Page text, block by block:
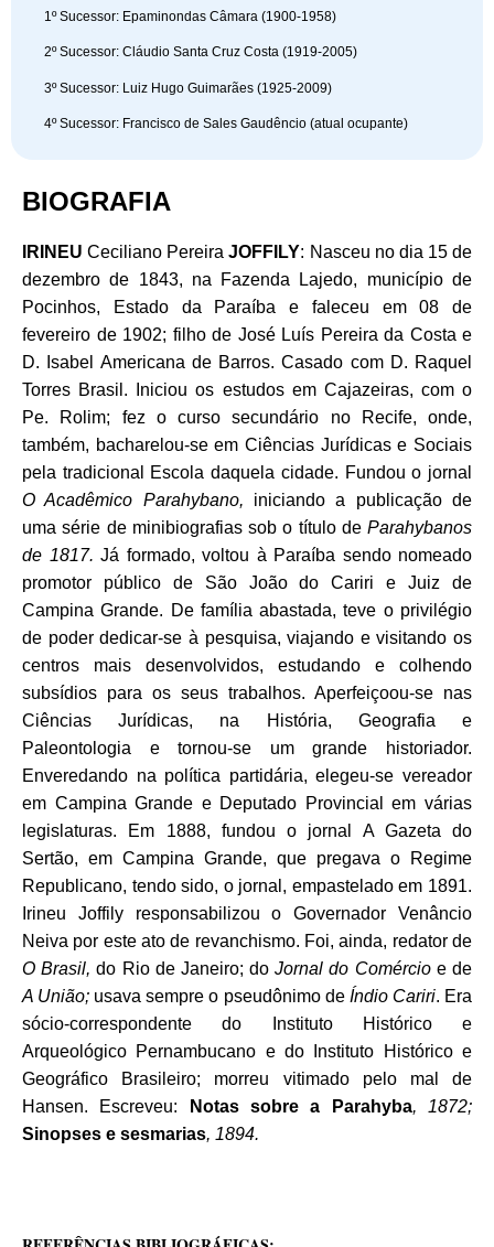
1º Sucessor: Epaminondas Câmara (1900-1958)
2º Sucessor: Cláudio Santa Cruz Costa (1919-2005)
3º Sucessor: Luiz Hugo Guimarães (1925-2009)
4º Sucessor: Francisco de Sales Gaudêncio (atual ocupante)
BIOGRAFIA
IRINEUCeciliano PereiraJOFFILY: Nasceu no dia 15 de
dezembro de 1843, na Fazenda Lajedo, município de
Pocinhos, Estado da Paraíba e faleceu em 08 de
fevereiro de 1902; filho de José Luís Pereira da Costa e
D. Isabel Americana de Barros. Casado com D. Raquel
Torres Brasil. Iniciou os estudos em Cajazeiras, com o
Pe. Rolim; fez o curso secundário no Recife, onde,
também, bacharelou-se em Ciências Jurídicas e Sociais
pela tradicional Escola daquela cidade. Fundou o jornal
O Acadêmico Parahybano, iniciando a publicação de
uma série de minibiografias sob o título de Parahybanos
de 1817. Já formado, voltou à Paraíba sendo nomeado
promotor público de São João do Cariri e Juiz de
Campina Grande. De família abastada, teve o privilégio
de poder dedicar-se à pesquisa, viajando e visitando os
centros mais desenvolvidos, estudando e colhendo
subsídios para os seus trabalhos. Aperfeiçoou-se nas
Ciências Jurídicas, na História, Geografia e
Paleontologia e tornou-se um grande historiador.
Enveredando na política partidária, elegeu-se vereador
em Campina Grande e Deputado Provincial em várias
legislaturas. Em 1888, fundou o jornal A Gazeta do
Sertão, em Campina Grande, que pregava o Regime
Republicano, tendo sido, o jornal, empastelado em 1891.
Irineu Joffily responsabilizou o Governador Venâncio
Neiva por este ato de revanchismo. Foi, ainda, redator de
O Brasil, do Rio de Janeiro; doJornal do Comércioe de
A União; usava sempre o pseudônimo de Índio Cariri. Era
sócio-correspondente do Instituto Histórico e
Arqueológico Pernambucano e do Instituto Histórico e
Geográfico Brasileiro; morreu vitimado pelo mal de
Hansen. Escreveu:
Notas sobre a Parahyba, 1872;
Sinopses e sesmarias, 1894.